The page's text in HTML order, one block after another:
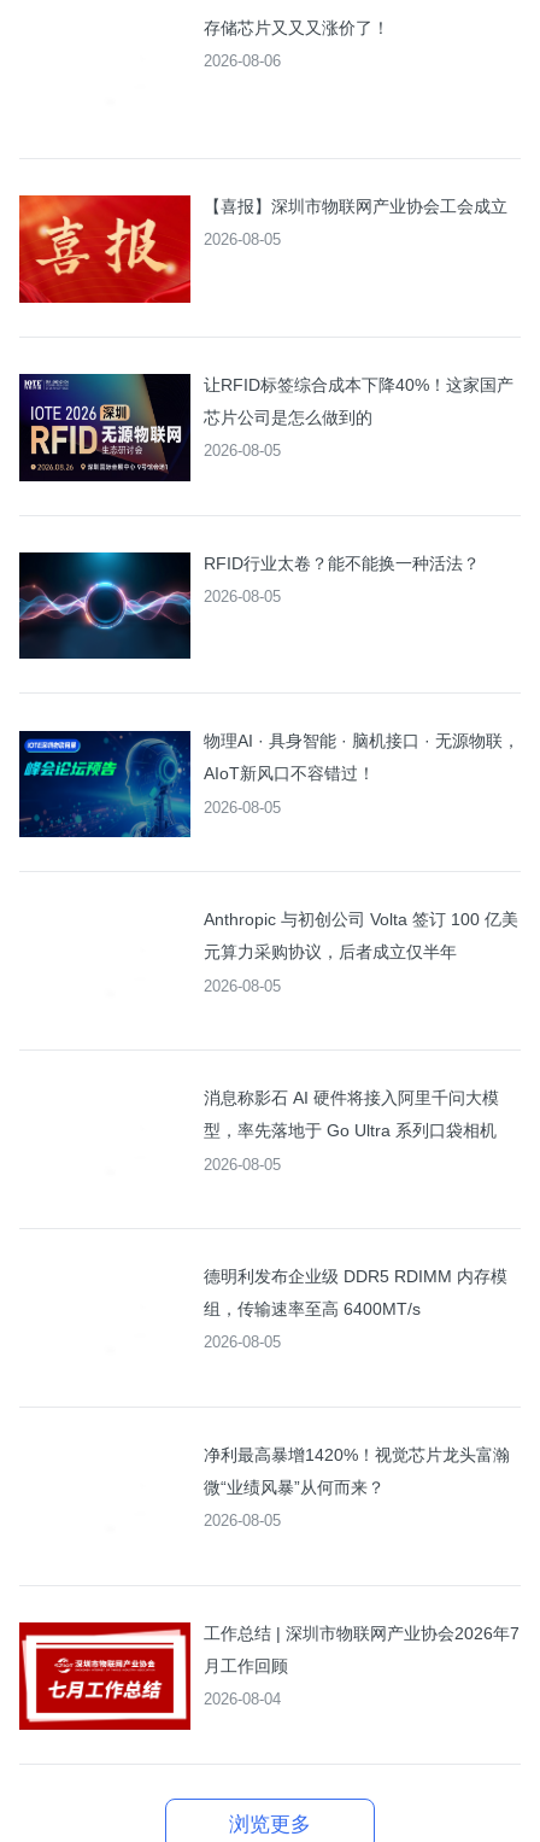
存储芯片又又又涨价了！
2026-08-06
【喜报】深圳市物联网产业协会工会成立
2026-08-05
让RFID标签综合成本下降40%！这家国产
芯片公司是怎么做到的
2026-08-05
RFID行业太卷？能不能换一种活法？
2026-08-05
物理AI · 具身智能 · 脑机接口 · 无源物联，
AIoT新风口不容错过！
2026-08-05
Anthropic 与初创公司 Volta 签订 100 亿美
元算力采购协议，后者成立仅半年
2026-08-05
消息称影石 AI 硬件将接入阿里千问大模
型，率先落地于 Go Ultra 系列口袋相机
2026-08-05
德明利发布企业级 DDR5 RDIMM 内存模
组，传输速率至高 6400MT/s
2026-08-05
净利最高暴增1420%！视觉芯片龙头富瀚
微“业绩风暴”从何而来？
2026-08-05
工作总结 | 深圳市物联网产业协会2026年7
月工作回顾
2026-08-04
浏览更多